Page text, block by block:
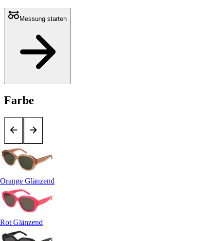
Messung starten
Farbe
Orange Glänzend
Rot Glänzend